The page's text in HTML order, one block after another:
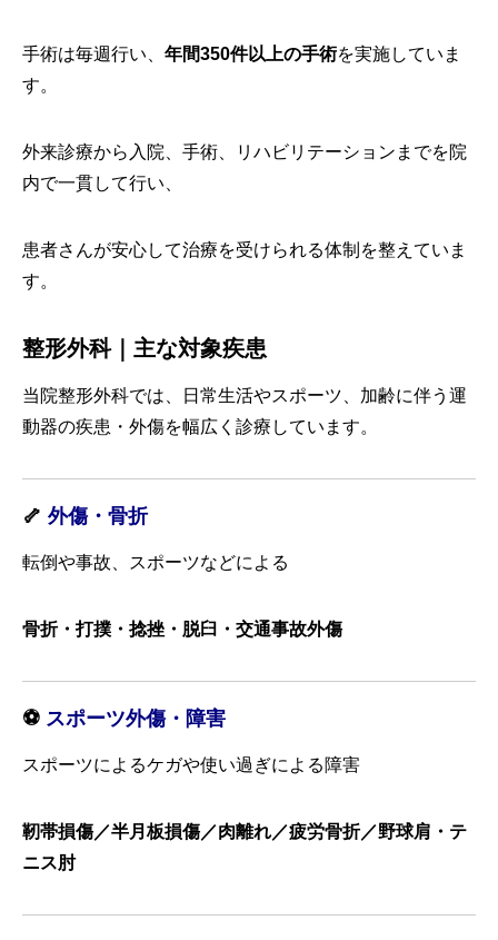
手術は毎週行い、 年間350件以上の手術を実施していま
す。
外来診療から入院、手術、リハビリテーションまでを院
内で一貫して行い、
患者さんが安心して治療を受けられる体制を整えていま
す。
整形外科｜主な対象疾患
当院整形外科では、日常生活やスポーツ、加齢に伴う運
動器の疾患・外傷を幅広く診療しています。
🦴 外傷・骨折
転倒や事故、スポーツなどによる
骨折・打撲・捻挫・脱臼・交通事故外傷
⚽ スポーツ外傷・障害
スポーツによるケガや使い過ぎによる障害
靭帯損傷／半月板損傷／肉離れ／疲労骨折／野球肩・テ
ニス肘